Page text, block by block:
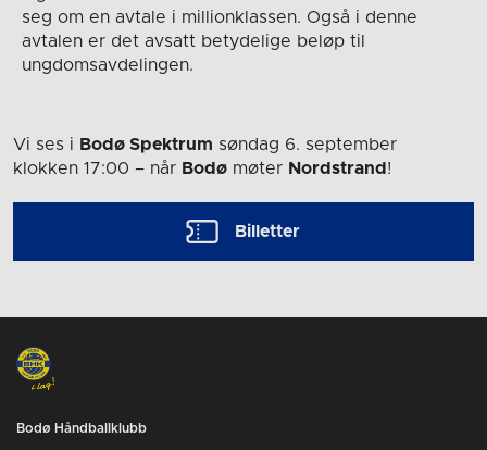
seg om en avtale i millionklassen. Også i denne
avtalen er det avsatt betydelige beløp til
ungdomsavdelingen.
Vi ses i Bodø Spektrum søndag 6. september
klokken 17:00 – når Bodø møter Nordstrand !
Billetter
Bodø Håndballklubb